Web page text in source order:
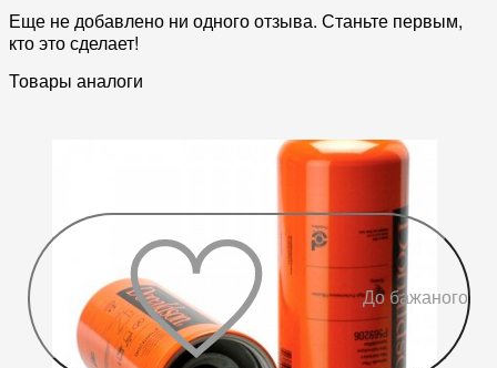
Еще не добавлено ни одного отзыва. Станьте первым,
кто это сделает!
Товары аналоги
До бажаного